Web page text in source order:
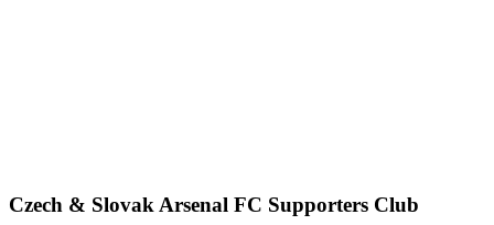
Czech & Slovak Arsenal FC Supporters Club